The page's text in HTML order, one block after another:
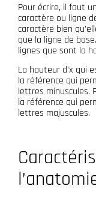
Pour écrire, il faut
caractère ou ligne
caractère bien
que la ligne de
lignes que sont la
La hauteur d’x qui
la référence qui
lettres minuscules.
la référence qui
lettres majuscules.